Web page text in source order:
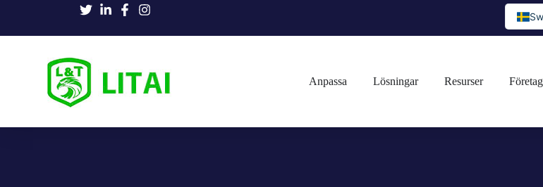
Anpassa Lösningar Resurser Företag